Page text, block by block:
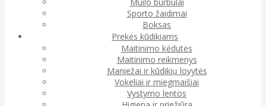
Sporto žaidimai
Boksas
Prekės kūdikiams
Maitinimo kėdutės
Maitinimo reikmenys
Maniežai ir kūdikių lovytės
Vokeliai ir miegmaišiai
Vystymo lentos